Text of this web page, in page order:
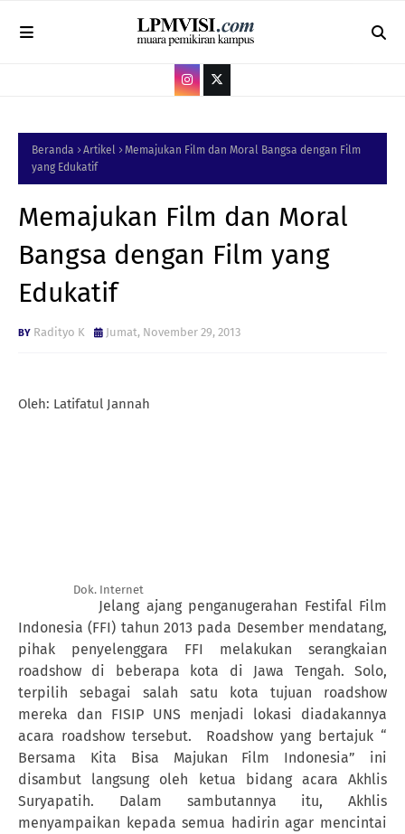
Beranda Artikel
Memajukan Film dan Moral Bangsa dengan Film
yang Edukatif
Memajukan Film dan Moral
Bangsa dengan Film yang
Edukatif
Radityo K Jumat, November 29, 2013
Oleh: Latifatul Jannah
Dok. Internet
Jelang ajang penganugerahan Festifal Film
Indonesia (FFI) tahun 2013 pada Desember mendatang,
pihak penyelenggara FFI melakukan serangkaian
roadshow di beberapa kota di Jawa Tengah. Solo,
terpilih sebagai salah satu kota tujuan roadshow
mereka dan FISIP UNS menjadi lokasi diadakannya
acara roadshow tersebut.
Roadshow yang bertajuk “
Bersama Kita Bisa Majukan Film Indonesia” ini
disambut langsung oleh ketua bidang acara Akhlis
Suryapatih. Dalam sambutannya itu, Akhlis
menyampaikan kepada semua hadirin agar mencintai